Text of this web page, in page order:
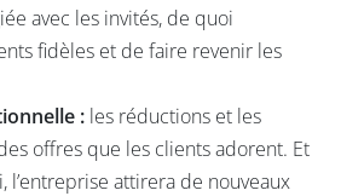
avec les invités, de quoi
fidèles et de faire revenir les
: les réductions et les
offres que les clients adorent. Et
l’entreprise attirera de nouveaux